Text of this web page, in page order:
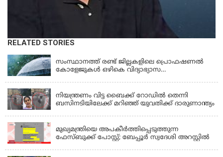
RELATED STORIES
KERALA
സംസ്ഥാനത്ത് രണ്ട് ജില്ലകളിലെ പ്രൊഫഷണൽ
കോളേജുകൾ ഒഴികെ വിദ്യാഭ്യാസ
നിയന്ത്രണം വിട്ട ബൈക്ക് റോഡിൽ തെന്നി
ബസിനടിയിലേക്ക് മറിഞ്ഞ് യുവതിക്ക് ദാരുണാന്ത്യം
മുഖ്യമന്ത്രിയെ അപകീർത്തിപ്പെടുത്തുന്ന
ഫേസ്‌ബുക്ക് പോസ്റ്റ്; ബേപ്പൂർ സ്വദേശി അറസ്റ്റിൽ